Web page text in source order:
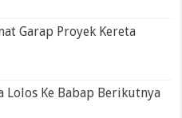
Garap Proyek Kereta
Lolos Ke Babap Berikutnya